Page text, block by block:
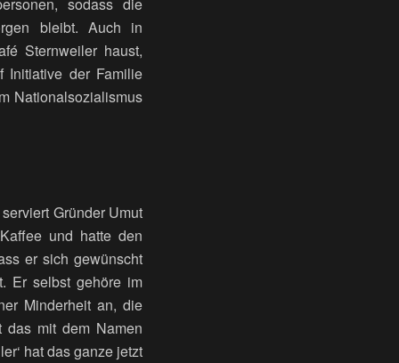
sodass die
bleibt. Auch in
Sternweiler haust,
Initiative der Familie
Nationalsozialismus
Gründer Umut
und hatte den
er sich gewünscht
Er selbst gehöre im
Minderheit an, die
das mit dem Namen
hat das ganze jetzt